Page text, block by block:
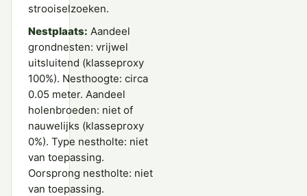
strooiselzoeken.
Nestplaats: Aandeel
grondnesten: vrijwel
uitsluitend (klasseproxy
100%). Nesthoogte: circa
0.05 meter. Aandeel
holenbroeden: niet of
nauwelijks (klasseproxy
0%). Type nestholte: niet
van toepassing.
Oorsprong nestholte: niet
van toepassing.